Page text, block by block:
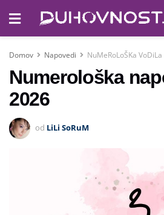
Domov Napovedi NuMeRoLoŠKa VoDiLa
Numerološka
2026
od LiLi SoRuM